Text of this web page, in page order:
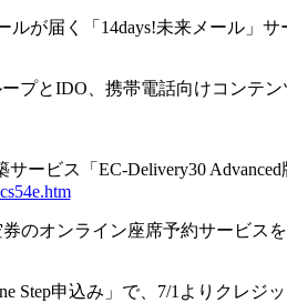
が届く「14days!未来メール」
プとIDO、携帯電話向けコンテ
ービス「EC-Delivery30
のオンライン座席予約サービス
Step申込み」で、7/1よりクレジ